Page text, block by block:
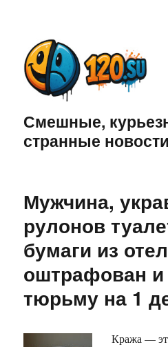
Смешные,
странные
Мужчина,
рулонов
бумаги из
оштрафован и
тюрьму на 1
Кража —